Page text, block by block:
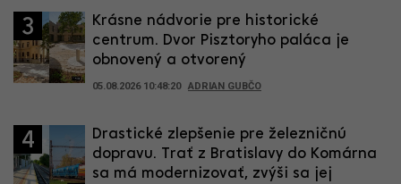
3
Krásne nádvorie pre historické
centrum. Dvor Pisztoryho paláca je
obnovený a otvorený
05.08.2026 10:48:20 ADRIAN GUBČO
4
Drastické zlepšenie pre železničnú
dopravu. Trať z Bratislavy do Komárna
sa má modernizovať, zvýši sa jej